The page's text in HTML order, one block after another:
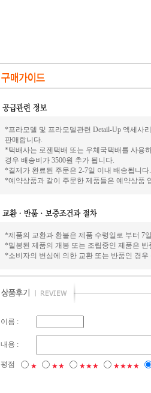
*프라모델 및 프라모델관련 Detail-Up 엑세사
판매합니다.
*택배사는 로젠택배 또는 우체국택배를 사용
경우 배송비가 3500원 추가 됩니다.
*결제가 완료된 주문은 2-7일 이내 배송됩니다.
*예약상품과 같이 주문한 제품들은 예약상품
*제품의 교환과 환불은 제품 수령일로 부터 7
*밀봉된 제품의 개봉 또는 조립중인 제품은 반
*소비자의 변심에 의한 교환 또는 반품인 경
이름 :
내용 :
평점 ★ ★★ ★★★ ★★★★